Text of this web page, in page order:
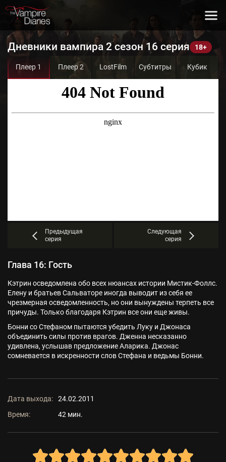
Дневники вампира 2 сезон 16 серия
Плеер 1 Плеер 2 LostFilm Субтитры Кубик
Предыдущая
серия
Следующая
серия
Глава 16: Гость
Кэтрин осведомлена обо всех нюансах истории Мистик-Фоллс.
Елену и братьев Сальваторе иногда выводит из себя ее
чрезмерная осведомленность, но они вынуждены терпеть все
причуды. Только благодаря Кэтрин все они еще живы.
Бонни со Стефаном пытаются убедить Луку и Джонаса
объединить силы против врагов. Дженна несказанно
удивлена, услышав предложение Аларика. Джонас
сомневается в искренности слов Стефана и ведьмы Бонни.
Дата выхода:
24.02.2011
Время:
42 мин.